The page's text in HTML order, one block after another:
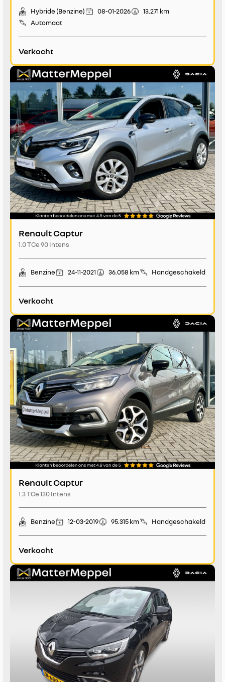
Hybride (Benzine) 08-01-2026
13.271 km
Automaat
Verkocht
Renault Captur
1.0 TCe 90 Intens
Benzine 24-11-2021 36.058 km Handgeschakeld
Verkocht
Renault Captur
1.3 TCe 130 Intens
Benzine 12-03-2019 95.315 km Handgeschakeld
Verkocht